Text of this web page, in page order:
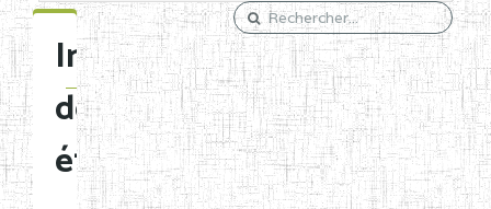
Immatriculation
des
établissements